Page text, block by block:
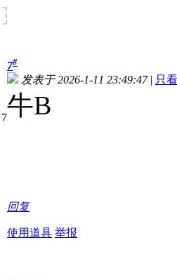
7#
发表于 2026-1-11 23:49:47 | 只
牛B
回复
使用道具 举报